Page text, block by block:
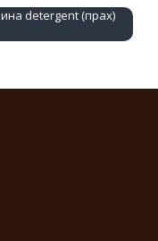
detergent (прах)